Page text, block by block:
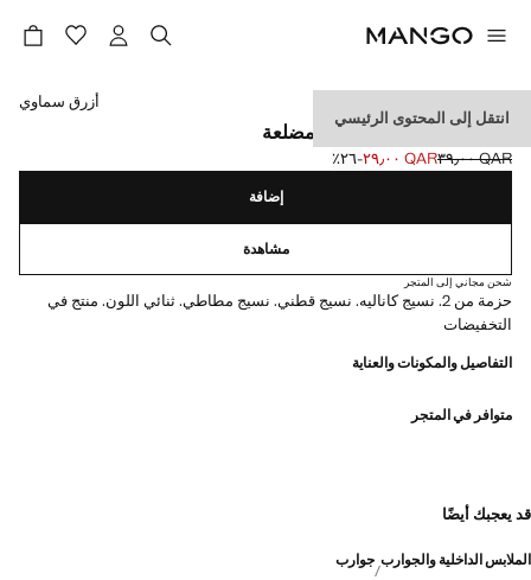
انتقل إلى المحتوى الرئيسي
علبة تضم 2 من الجوارب المضلعة
السعر الأول محذوف [QAR ٣٩٫٠٠ ]
QAR ٣٩٫٠٠
السعر الحالي [QAR ٢٩٫٠٠ ]QAR ٢٩٫٠٠ ؜-٢٦٪؜
حدد اللون
أزرق سماوي
إضافة
مشاهدة
شحن مجاني إلى المتجر
حزمة من 2. نسيج كاناليه. نسيج قطني. نسيج مطاطي. ثنائي اللون. منتج في
التخفيضات
التفاصيل والمكونات والعناية
متوافر في المتجر
قد يعجبك أيضًا
الملابس الداخلية والجوارب جوارب